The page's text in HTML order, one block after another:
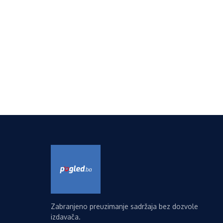
Zabranjeno preuzimanje sadržaja bez dozvole
izdavača.